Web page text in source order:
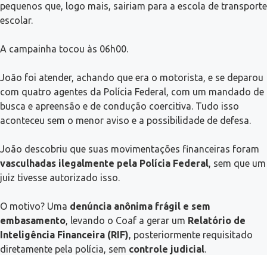
pequenos que, logo mais, sairiam para a escola de transporte
escolar.
A campainha tocou às 06h00.
João foi atender, achando que era o motorista, e se deparou
com quatro agentes da Polícia Federal, com um mandado de
busca e apreensão e de condução coercitiva. Tudo isso
aconteceu sem o menor aviso e a possibilidade de defesa.
João descobriu que suas movimentações financeiras foram
vasculhadas ilegalmente pela Polícia Federal, sem que um
juiz tivesse autorizado isso.
O motivo? Uma denúncia anônima frágil e sem
embasamento, levando o Coaf a gerar um Relatório de
Inteligência Financeira (RIF), posteriormente requisitado
diretamente pela polícia, sem controle judicial.